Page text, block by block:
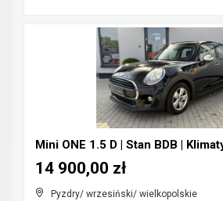
Pyzdry/ wrzesiński/ wielkopolskie
14 900,00 zł